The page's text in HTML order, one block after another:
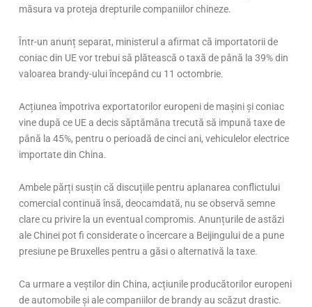
măsura va proteja drepturile companiilor chineze.
Într-un anunț separat, ministerul a afirmat că importatorii de
coniac din UE vor trebui să plătească o taxă de până la 39% din
valoarea brandy-ului începând cu 11 octombrie.
Acțiunea împotriva exportatorilor europeni de mașini și coniac
vine după ce UE a decis săptămâna trecută să impună taxe de
până la 45%, pentru o perioadă de cinci ani, vehiculelor electrice
importate din China.
Ambele părți susțin că discuțiile pentru aplanarea conflictului
comercial continuă însă, deocamdată, nu se observă semne
clare cu privire la un eventual compromis. Anunțurile de astăzi
ale Chinei pot fi considerate o încercare a Beijingului de a pune
presiune pe Bruxelles pentru a găsi o alternativă la taxe.
Ca urmare a veștilor din China, acțiunile producătorilor europeni
de automobile și ale companiilor de brandy au scăzut drastic.